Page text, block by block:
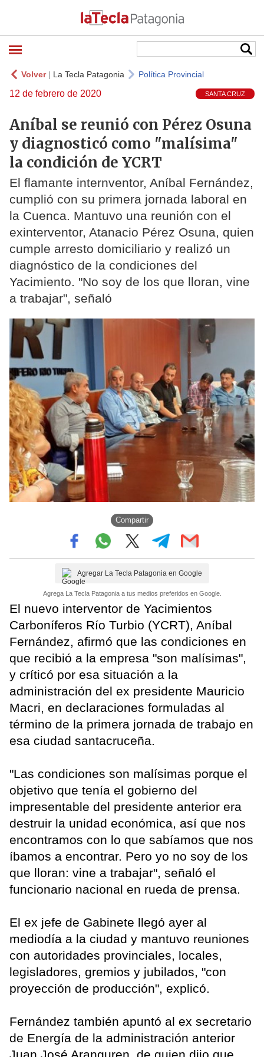
Volver| La Tecla Patagonia Política Provincial
12 de febrero de 2020 SANTA CRUZ
Aníbal se reunió con Pérez Osuna
y diagnosticó como "malísima"
la condición de YCRT
El flamante internventor, Aníbal Fernández,
cumplió con su primera jornada laboral en
la Cuenca. Mantuvo una reunión con el
exinterventor, Atanacio Pérez Osuna, quien
cumple arresto domiciliario y realizó un
diagnóstico de la condiciones del
Yacimiento. "No soy de los que lloran, vine
a trabajar", señaló
Compartir
Agregar La Tecla Patagonia en Google
Agrega La Tecla Patagonia a tus medios preferidos en Google.
El nuevo interventor de Yacimientos
Carboníferos Río Turbio (YCRT), Aníbal
Fernández, afirmó que las condiciones en
que recibió a la empresa "son malísimas",
y críticó por esa situación a la
administración del ex presidente Mauricio
Macri, en declaraciones formuladas al
término de la primera jornada de trabajo en
esa ciudad santacruceña.
"Las condiciones son malísimas porque el
objetivo que tenía el gobierno del
impresentable del presidente anterior era
destruir la unidad económica, así que nos
encontramos con lo que sabíamos que nos
íbamos a encontrar. Pero yo no soy de los
que lloran: vine a trabajar", señaló el
funcionario nacional en rueda de prensa.
El ex jefe de Gabinete llegó ayer al
mediodía a la ciudad y mantuvo reuniones
con autoridades provinciales, locales,
legisladores, gremios y jubilados, "con
proyección de producción", explicó.
Fernández también apuntó al ex secretario
de Energía de la administración anterior
Juan José Aranguren, de quien dijo que